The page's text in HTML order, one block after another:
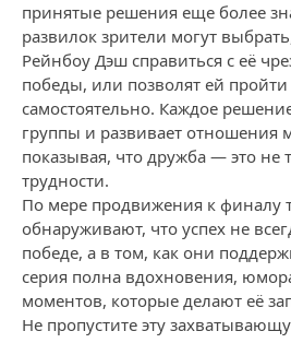
принятые решения еще более
развилок зрители могут
Рейнбоу Дэш справиться с её
победы, или позволят ей
самостоятельно. Каждое
группы и развивает отношения
показывая, что дружба — это не
трудности.
По мере продвижения к финалу
обнаруживают, что успех не
победе, а в том, как они
серия полна вдохновения,
моментов, которые делают её
Не пропустите эту